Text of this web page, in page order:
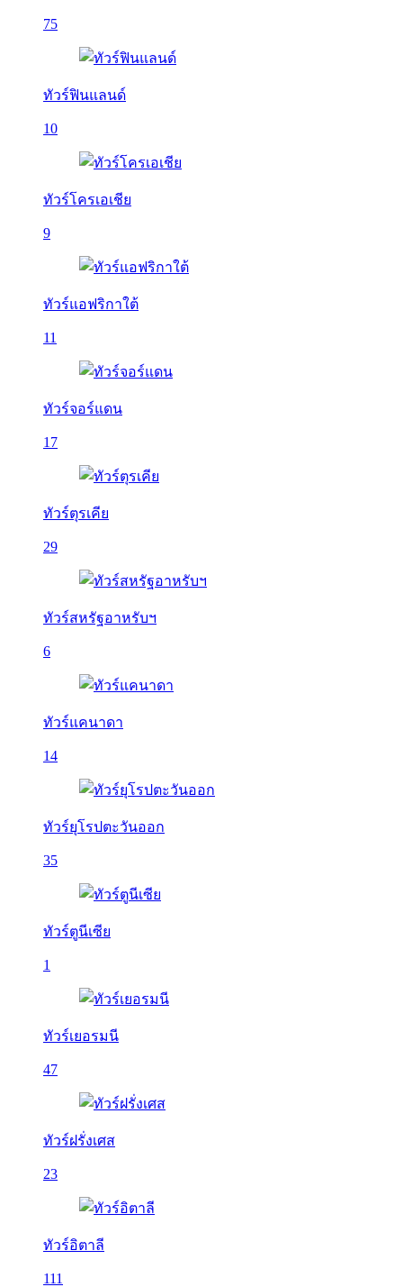
75
ทัวร์ฟินแลนด์
10
ทัวร์โครเอเชีย
9
ทัวร์แอฟริกาใต้
11
ทัวร์จอร์แดน
17
ทัวร์ตุรเคีย
29
ทัวร์สหรัฐอาหรับฯ
6
ทัวร์แคนาดา
14
ทัวร์ยุโรปตะวันออก
35
ทัวร์ตูนีเซีย
1
ทัวร์เยอรมนี
47
ทัวร์ฝรั่งเศส
23
ทัวร์อิตาลี
111